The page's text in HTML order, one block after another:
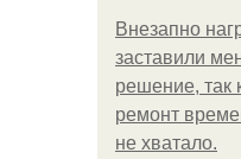
Внезапно
заставили
решение, так
ремонт
не хватало.